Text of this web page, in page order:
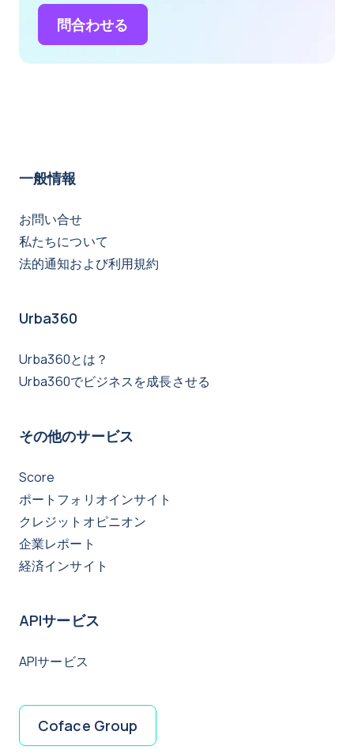
問合わせる
一般情報
お問い合せ
私たちについて
法的通知および利用規約
Urba360
Urba360とは？
Urba360でビジネスを成長させる
その他のサービス
Score
ポートフォリオインサイト
クレジットオピニオン
企業レポート
経済インサイト
APIサービス
APIサービス
Coface Group